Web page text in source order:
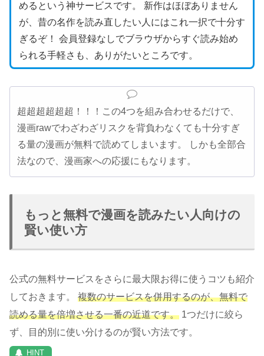
めるという神サービスです。 新作はほぼありません
が、昔の名作を読み直したい人にはこれ一択で十分す
ぎるぞ！ 会員登録なしでブラウザからすぐ読み始め
られる手軽さも、ありがたいところです。
超超超超超超！！！この4つを組み合わせるだけで、
漫画rawでわざわざリスクを背負わなくても十分すぎ
る量の漫画が無料で読めてしまいます。 しかも全部合
法なので、漫画家への応援にもなります。
もっと無料で漫画を読みたい人向けの
賢い使い方
公式の無料サービスをさらに最大限お得に使うコツも紹介
しておきます。 複数のサービスを併用するのが、無料で
読める量を倍増させる一番の近道です。 1つだけに絞ら
ず、目的別に使い分けるのが賢い方法です。